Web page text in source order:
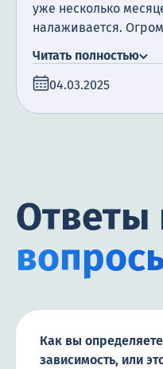
уже несколько
налаживается.
Читать полностью
04.03.2025
Ответы
Как вы
зависимость, или